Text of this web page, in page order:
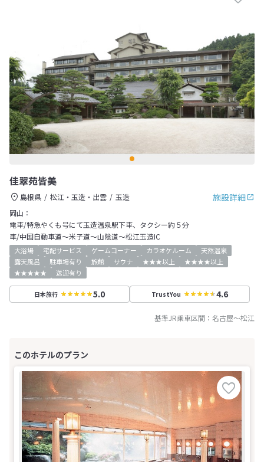
佳翠苑皆美
施設詳細
島根県 松江・玉造・出雲
玉造
岡山：
電車/特急やくも号にて玉造温泉駅下車、タクシー約５分
車/中国自動車道～米子道～山陰道～松江玉造IC
大浴場 宅配サービス ゲームコーナー カラオケルーム
天然温泉
露天風呂
駐車場有り 旅館 サウナ ★★★以上
★★★★以上
★★★★★
送迎有り
日本旅行 5.0 TrustYou 4.6
基準JR乗車区間： 名古屋～松江